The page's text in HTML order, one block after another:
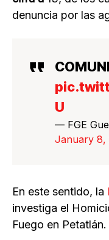
denuncia por las
U
— FGE
January 8,
En este sentido, la
investiga el
Fuego en Petatlán.